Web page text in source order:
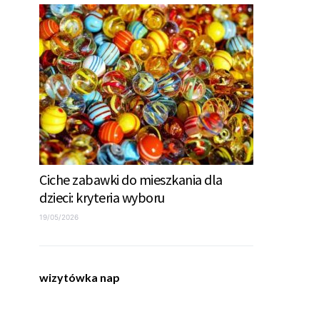
Ciche zabawki do mieszkania dla
dzieci: kryteria wyboru
19/05/2026
wizytówka nap